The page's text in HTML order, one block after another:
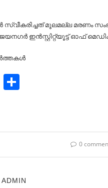
മൂലമല്ല മരണം
ഇൻസ്റ്റിറ്റ്യൂട്ട് ഓഫ്
WhatsApp
0
ADMIN